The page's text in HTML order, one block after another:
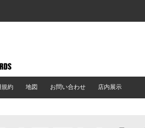
規約 地図 お問い合わせ 店内展示